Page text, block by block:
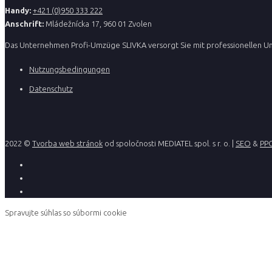
Handy: +421 (0)950 333 222
Anschrift: Mládežnícka 17, 960 01 Zvolen
Das Unternehmen Profi-Umzüge SLIVKA versorgt Sie mit professionellen
Nutzungsbedingungen
Datenschutz
2022 © Tvorba web stránok od spoločnosti MEDIATEL spol. s r. o. | SEO &
Spravujte súhlas so súbormi cookie